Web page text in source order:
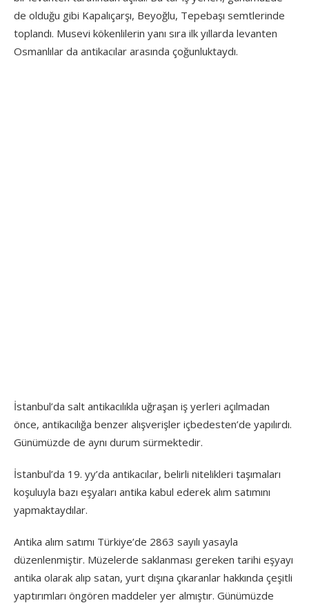
de olduğu gibi Kapalıçarşı, Beyoğlu, Tepebaşı semtlerinde
toplandı. Musevi kökenlilerin yanı sıra ilk yıllarda levanten
Osmanlılar da antikacılar arasında çoğunluktaydı.
İstanbul’da salt antikacılıkla uğraşan iş yerleri açılmadan
önce, antikacılığa benzer alışverişler içbedesten’de yapılırdı.
Günümüzde de aynı durum sürmektedir.
İstanbul’da 19. yy’da antikacılar, belirli nitelikleri taşımaları
koşuluyla bazı eşyaları antika kabul ederek alım satımını
yapmaktaydılar.
Antika alım satımı Türkiye’de 2863 sayılı yasayla
düzenlenmiştir. Müzelerde saklanması gereken tarihi eşyayı
antika olarak alıp satan, yurt dışına çıkaranlar hakkında çeşitli
yaptırımları öngören maddeler yer almıştır. Günümüzde